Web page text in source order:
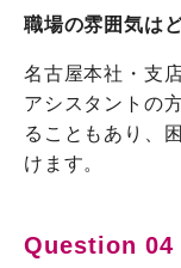
職場の雰囲気は
名古屋本社・支
アシスタントの
ることもあり、
けます。
Question 04